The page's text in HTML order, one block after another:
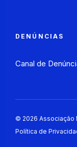
DENÚNCIAS
Canal de
© 2026 Associação
Política de